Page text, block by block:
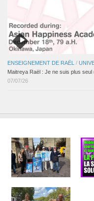
ENSEIGNEMENT DE RAËL /
Maitreya Raël : Je ne suis plus seul
07/07/26